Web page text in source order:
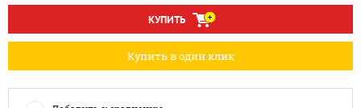
КУПИТЬ
Купить в один клик